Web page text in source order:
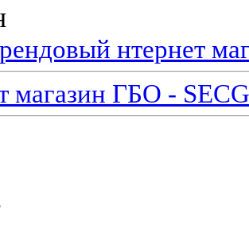
нтернет
магазин ГБО -